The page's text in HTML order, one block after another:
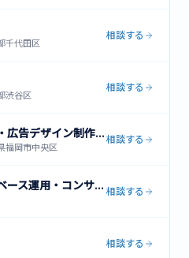
千代田区
相談する
渋谷区
相談する
不動産物件向けVR・動画・広告デザイン制作サービス
福岡市中央区
相談する
MySQL・クラウドデータベース運用・コンサルティングサービス 相談する
相談する